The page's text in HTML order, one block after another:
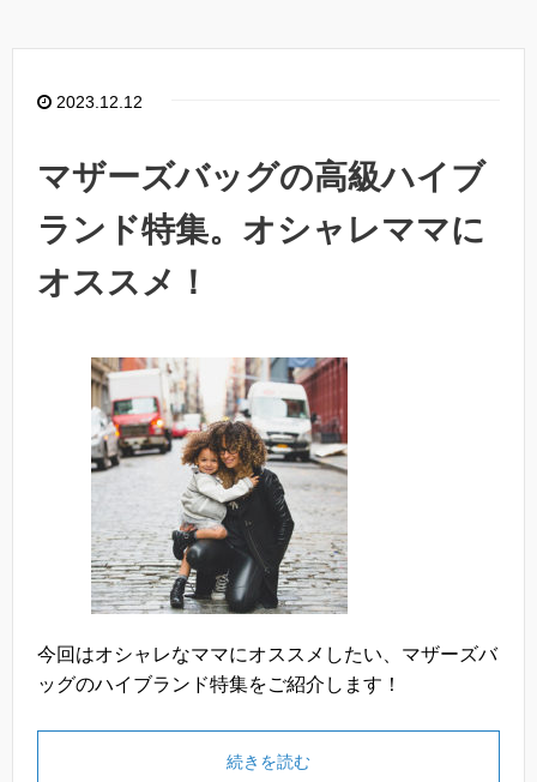
2023.12.12
マザーズバッグの高級ハイブ
ランド特集。オシャレママに
オススメ！
今回はオシャレなママにオススメしたい、マザーズバ
ッグのハイブランド特集をご紹介します！
続きを読む